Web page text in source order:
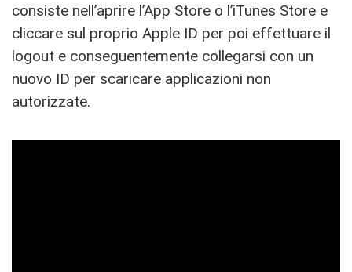
consiste nell’aprire l’App Store o l’iTunes Store e
cliccare sul proprio Apple ID per poi effettuare il
logout e conseguentemente collegarsi con un
nuovo ID per scaricare applicazioni non
autorizzate.